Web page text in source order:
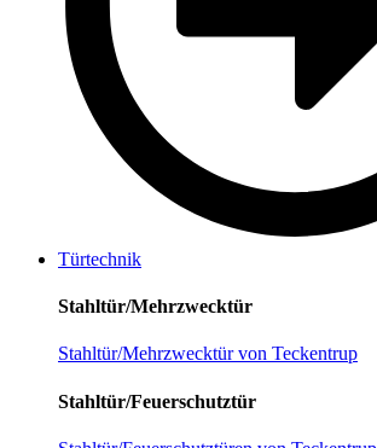
Türtechnik
Stahltür/Mehrzwecktür
Stahltür/Mehrzwecktür von Teckentrup
Stahltür/Feuerschutztür